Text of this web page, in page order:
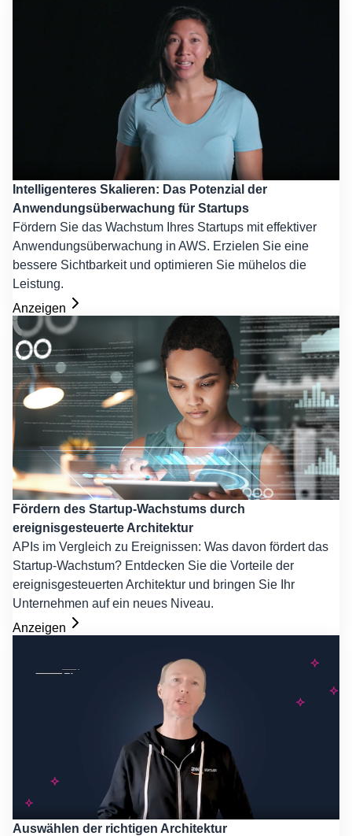
Intelligenteres Skalieren: Das Potenzial der
Anwendungsüberwachung für Startups
Fördern Sie das Wachstum Ihres Startups mit effektiver
Anwendungsüberwachung in AWS. Erzielen Sie eine
bessere Sichtbarkeit und optimieren Sie mühelos die
Leistung.
Anzeigen
Fördern des Startup-Wachstums durch
ereignisgesteuerte Architektur
APIs im Vergleich zu Ereignissen: Was davon fördert das
Startup-Wachstum? Entdecken Sie die Vorteile der
ereignisgesteuerten Architektur und bringen Sie Ihr
Unternehmen auf ein neues Niveau.
Anzeigen
Auswählen der richtigen Architektur